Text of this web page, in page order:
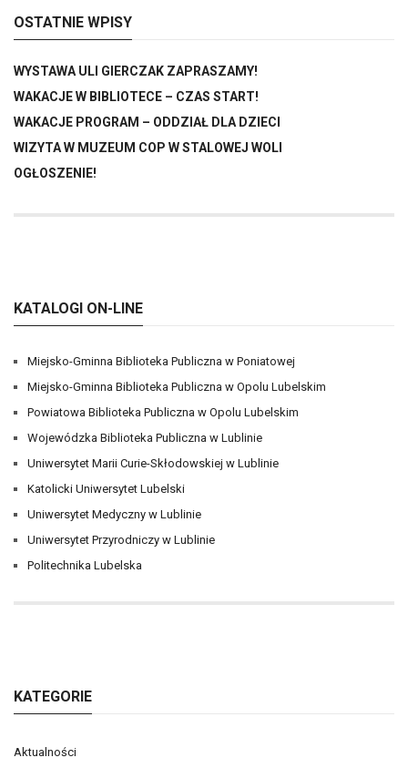
OSTATNIE WPISY
WYSTAWA ULI GIERCZAK ZAPRASZAMY!
WAKACJE W BIBLIOTECE – CZAS START!
WAKACJE PROGRAM – ODDZIAŁ DLA DZIECI
WIZYTA W MUZEUM COP W STALOWEJ WOLI
OGŁOSZENIE!
KATALOGI ON-LINE
Miejsko-Gminna Biblioteka Publiczna w Poniatowej
Miejsko-Gminna Biblioteka Publiczna w Opolu Lubelskim
Powiatowa Biblioteka Publiczna w Opolu Lubelskim
Wojewódzka Biblioteka Publiczna w Lublinie
Uniwersytet Marii Curie-Skłodowskiej w Lublinie
Katolicki Uniwersytet Lubelski
Uniwersytet Medyczny w Lublinie
Uniwersytet Przyrodniczy w Lublinie
Politechnika Lubelska
KATEGORIE
Aktualności